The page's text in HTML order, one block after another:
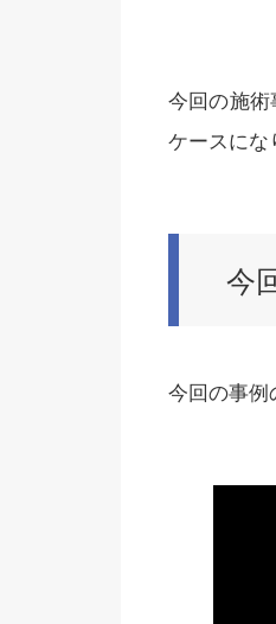
今回の施術
ケースにな
今
今回の事例